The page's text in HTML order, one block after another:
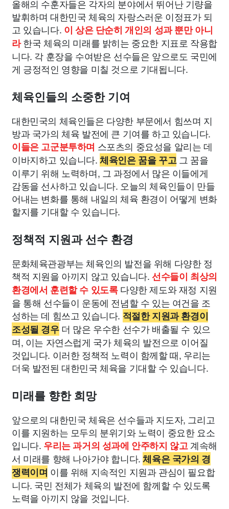
올해의 수훈자들은 각자의 분야에서 뛰어난 기량을
발휘하며 대한민국 체육의 자랑스러운 이정표가 되
고 있습니다. 이 상은 단순히 개인의 성과 뿐만 아니
라한국 체육의 미래를 밝히는 중요한 지표로 작용합
니다. 각 훈장을 수여받은 선수들은 앞으로도 국민에
게 긍정적인 영향을 미칠 것으로 기대됩니다.
체육인들의 소중한 기여
대한민국의 체육인들은 다양한 부문에서 힘쓰며 지
방과 국가의 체육 발전에 큰 기여를 하고 있습니다.
이들은 고군분투하며 스포츠의 중요성을 알리는 데
이바지하고 있습니다.체육인은 꿈을 꾸고그 꿈을
이루기 위해 노력하며, 그 과정에서 많은 이들에게
감동을 선사하고 있습니다. 오늘의 체육인들이 만들
어내는 변화를 통해 내일의 체육 환경이 어떻게 변화
할지를 기대할 수 있습니다.
정책적 지원과 선수 환경
문화체육관광부는 체육인의 발전을 위해 다양한 정
책적 지원을 아끼지 않고 있습니다.선수들이 최상의
환경에서 훈련할 수 있도록다양한 제도와 재정 지원
을 통해 선수들이 운동에 전념할 수 있는 여건을 조
성하는 데 힘쓰고 있습니다. 적절한 지원과 환경이
조성될 경우더 많은 우수한 선수가 배출될 수 있으
며, 이는 자연스럽게 국가 체육의 발전으로 이어질
것입니다. 이러한 정책적 노력이 함께할 때, 우리는
더욱 발전된 대한민국 체육을 기대할 수 있습니다.
미래를 향한 희망
앞으로의 대한민국 체육은 선수들과 지도자, 그리고
이를 지원하는 모두의 분위기와 노력이 중요한 요소
입니다. 우리는 과거의 성과에 안주하지 않고계속해
서 미래를 향해 나아가야 합니다.체육은 국가의 경
쟁력이며 이를 위해 지속적인 지원과 관심이 필요합
니다. 국민 전체가 체육의 발전에 함께할 수 있도록
노력을 아끼지 않을 것입니다.